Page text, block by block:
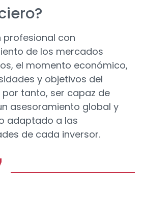
profesional con
de los mercados
el momento económico,
y objetivos del
por tanto, ser capaz de
asesoramiento global y
adaptado a las
de cada inversor.